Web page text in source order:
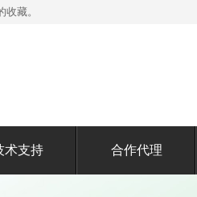
藏。
术支持 合作代理